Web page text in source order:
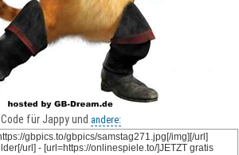
Code für Jappy und andere: